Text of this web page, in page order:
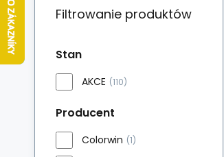
Filtrowanie produktów
Stan
AKCE (110)
Producent
Colorwin (1)